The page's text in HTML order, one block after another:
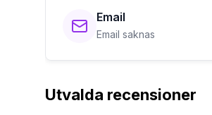
Email
Email saknas
Utvalda recensioner